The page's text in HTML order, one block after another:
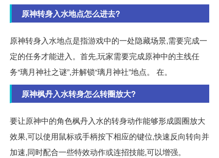
原神转身入水地点怎么进去?
原神转身入水地点是指游戏中的一处隐藏场景,需要完成一
定的任务才能进入。首先,玩家需要完成原神中的主线任
务“璃月神社之谜”,并解锁“璃月神社”地点。 在。
原神枫丹入水转身怎么转圈放大?
要让原神中的角色枫丹入水的转身动作能够形成圆圈放大
效果,可以使用鼠标或手柄按下相应的键位,快速反向转向并
加速,同时配合一些特效动作或连招技能,可以增强。